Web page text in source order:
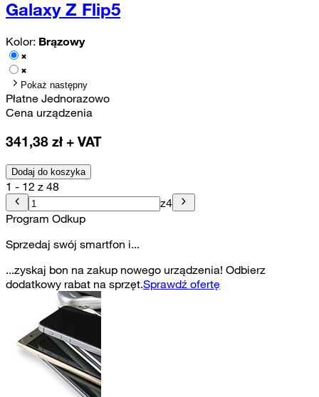
Galaxy Z Flip5
Kolor: Brązowy
Pokaż następny
Płatne Jednorazowo
Cena urządzenia
341,38 zł + VAT
Dodaj do koszyka
1 - 12 z 48
z4
Program Odkup
Sprzedaj swój smartfon i...
...zyskaj bon na zakup nowego urządzenia! Odbierz
dodatkowy rabat na sprzęt.Sprawdź ofertę